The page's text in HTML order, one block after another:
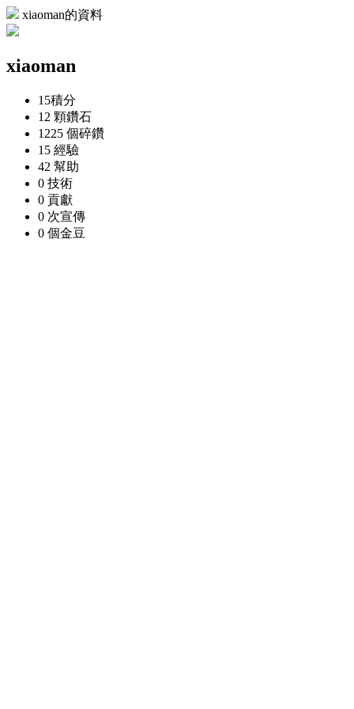
xiaoman的資料
xiaoman
15積分
12 顆鑽石
1225 個碎鑽
15 經驗
42 幫助
0 技術
0 貢獻
0 次宣傳
0 個金豆